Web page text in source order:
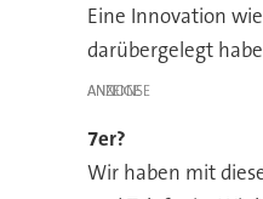
Eine Innovation
darübergelegt
ANZEIGE
7er?
Wir haben mit